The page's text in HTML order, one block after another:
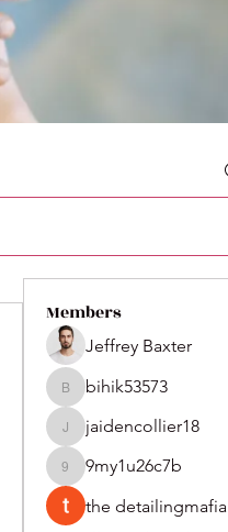
Members
Jeffrey Baxter
bihik53573
bihik53573
jaidencollier18
jaidencollier18
9my1u26c7b
9my1u26c7b
the detailingmafia